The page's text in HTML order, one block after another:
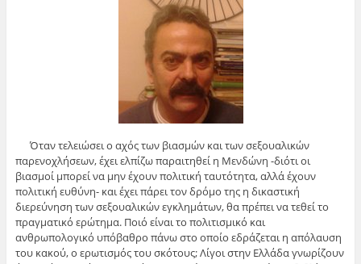
Όταν τελειώσει ο αχός των βιασμών και των σεξουαλικών
παρενοχλήσεων, έχει ελπίζω παραιτηθεί η Μενδώνη -διότι οι
βιασμοί μπορεί να μην έχουν πολιτική ταυτότητα, αλλά έχουν
πολιτική ευθύνη- και έχει πάρει τον δρόμο της η δικαστική
διερεύνηση των σεξουαλικών εγκλημάτων, θα πρέπει να τεθεί το
πραγματικό ερώτημα. Ποιό είναι το πολιτισμικό και
ανθρωπολογικό υπόβαθρο πάνω στο οποίο εδράζεται η απόλαυση
του κακού, ο ερωτισμός του σκότους; Λίγοι στην Ελλάδα γνωρίζουν